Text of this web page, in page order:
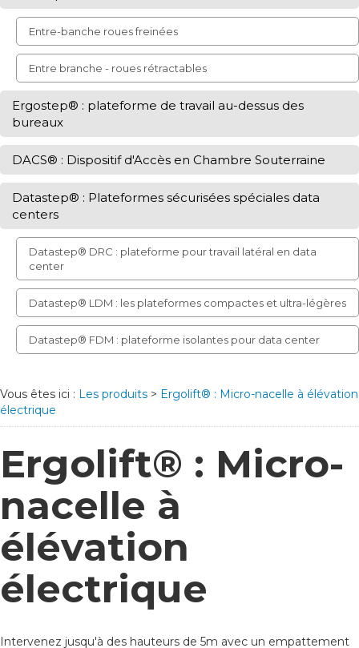
Entre-banche roues freinées
Entre branche - roues rétractables
Ergostep® : plateforme de travail au-dessus des
bureaux
DACS® : Dispositif d'Accès en Chambre Souterraine
Datastep® : Plateformes sécurisées spéciales data
centers
Datastep® DRC : plateforme pour travail latéral en data
center
Datastep® LDM : les plateformes compactes et ultra-légères
Datastep® FDM : plateforme isolantes pour data center
Vous êtes ici : Les produits > Ergolift® : Micro-nacelle à élévation
électrique
Ergolift® : Micro-
nacelle à
élévation
électrique
Intervenez jusqu'à des hauteurs de 5m avec un empattement